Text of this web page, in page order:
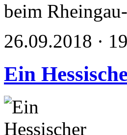
beim
26.09.2018 ·
Ein